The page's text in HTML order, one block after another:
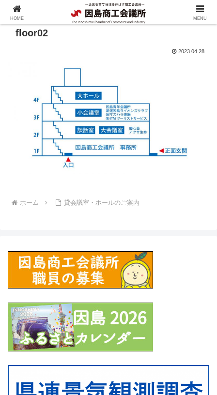
floor02
2023.04.28
ホーム 貸会議室・ホールのご案内
HOME MENU